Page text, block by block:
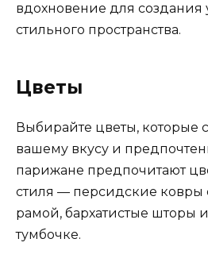
вдохновение для создания
стильного пространства.
Цветы
Выбирайте цветы, которые
вашему вкусу и
парижане предпочитают
стиля — персидские ковры
рамой, бархатистые шторы и
тумбочке.